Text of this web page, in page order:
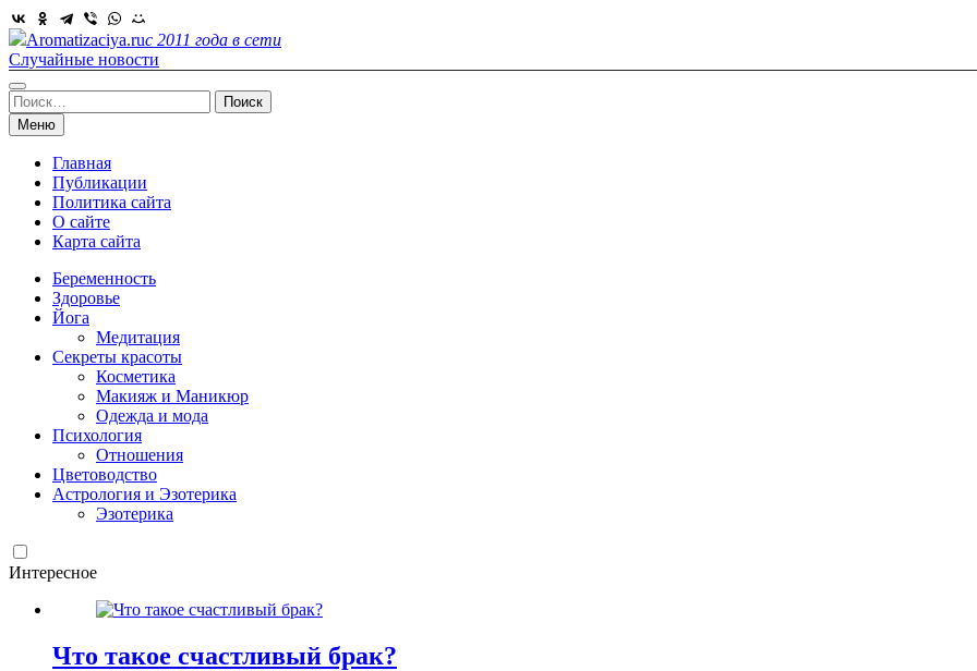
Skip
to
content
Aromatizaciya.ruс 2011 года в сети
Случайные новости
Найти:
Меню
Главная
Публикации
Политика сайта
О сайте
Карта сайта
Беременность
Здоровье
Йога
Медитация
Секреты красоты
Косметика
Макияж и Маникюр
Одежда и мода
Психология
Отношения
Цветоводство
Астрология и Эзотерика
Эзотерика
Интересное
Что такое счастливый брак?